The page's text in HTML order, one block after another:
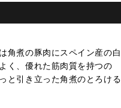
角煮の豚肉にスペイン産の白
く、優れた筋肉質を持つの
と引き立った角煮のとろける